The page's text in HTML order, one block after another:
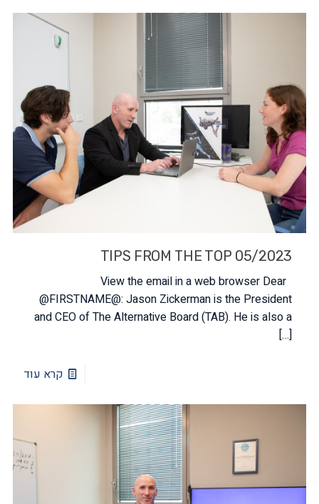
TIPS FROM THE TOP 05/2023
View the email in a web browser Dear
@FIRSTNAME@: Jason Zickerman is the President
and CEO of The Alternative Board (TAB). He is also a
[…]
קרא עוד